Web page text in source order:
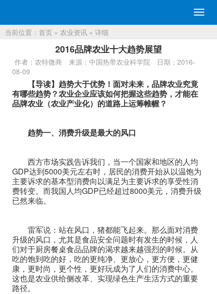
切
换
当前位置： 首页 » 农业资讯 » 详细
2016品牌农业十大趋势展望
作者：农特微商 来源：中国热带农业科学院
日期：2016-
08-09
【导读】趋势大于优势！面对未来，品牌农业究竟
有哪些趋势？农业企业应该如何把握这些趋势，才能在
品牌农业（农业产业化）的道路上运筹帷幄？
趋势一、消费升级是最大的风口
西方市场实践告诉我们，当一个国家和地区的人均
GDP达到5000美元左右时，居民的消费开始从以温饱为
主要诉求的基本型消费向以满足为主要诉求的享受性消
费转变。而我国人均GDP已经超过8000美元，消费升级
已然来临。
雷军说：站在风口，猪都能飞起来。那么面对消费
升级的风口，尤其是食品安全问题时有发生的时候，人
们对于厨房餐桌食品品牌的渴求越来越强烈的时候。从
吃的饱到吃的好，吃的更纯净、更放心，更方便，更健
康，更时尚，更个性，更好玩成为了人们的消费中心。
这也是农业供给侧改革、实现绿色生产生活方式的重要
路径。